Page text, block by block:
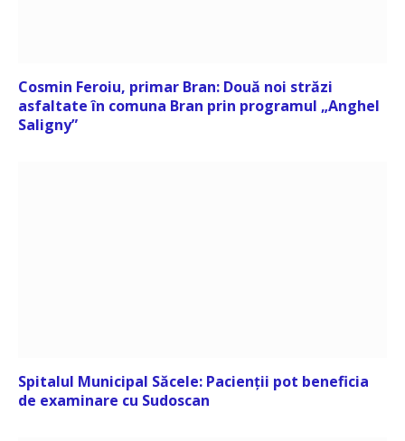
Cosmin Feroiu, primar Bran: Două noi străzi
asfaltate în comuna Bran prin programul „Anghel
Saligny”
Spitalul Municipal Săcele: Pacienții pot beneficia
de examinare cu Sudoscan